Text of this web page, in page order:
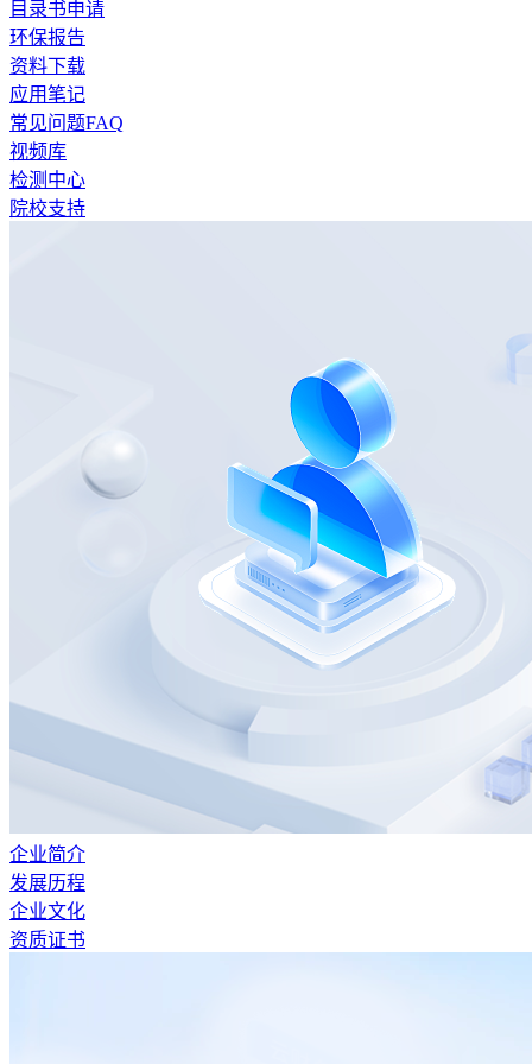
目录书申请
环保报告
资料下载
应用笔记
常见问题FAQ
视频库
检测中心
院校支持
企业简介
发展历程
企业文化
资质证书